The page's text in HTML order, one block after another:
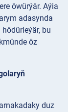
öwürýär. Aýia
adasynda
bu
öz
duz